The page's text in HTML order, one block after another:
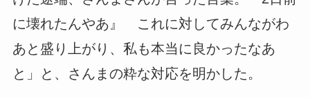
に壊れたんやあ』 これに対してみんながわ
あと盛り上がり、私も本当に良かったなあ
と」と、さんまの粋な対応を明かした。